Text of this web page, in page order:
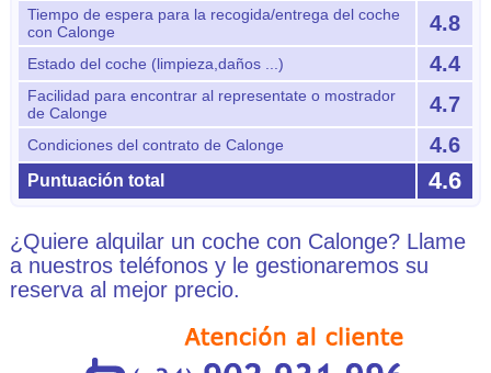
Tiempo de espera para la recogida/entrega del coche
con Calonge
4.8
Estado del coche (limpieza,daños ...) 4.4
Facilidad para encontrar al representate o mostrador
de Calonge
4.7
Condiciones del contrato de Calonge 4.6
Puntuación total 4.6
¿Quiere alquilar un coche con Calonge? Llame
a nuestros teléfonos y le gestionaremos su
reserva al mejor precio.